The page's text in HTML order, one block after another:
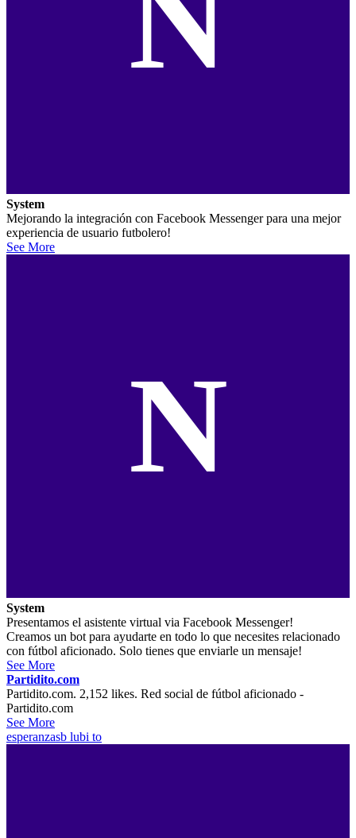
System
Mejorando la integración con Facebook Messenger para una mejor
experiencia de usuario futbolero!
See More
N
System
Presentamos el asistente virtual via Facebook Messenger!
Creamos un bot para ayudarte en todo lo que necesites relacionado
con fútbol aficionado. Solo tienes que enviarle un mensaje!
See More
Partidito.com
Partidito.com. 2,152 likes. Red social de fútbol aficionado -
Partidito.com
See More
esperanzasb lubi to